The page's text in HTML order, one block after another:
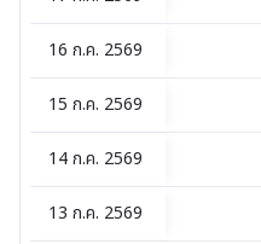
16 ก.ค. 2569
15 ก.ค. 2569
14 ก.ค. 2569
13 ก.ค. 2569